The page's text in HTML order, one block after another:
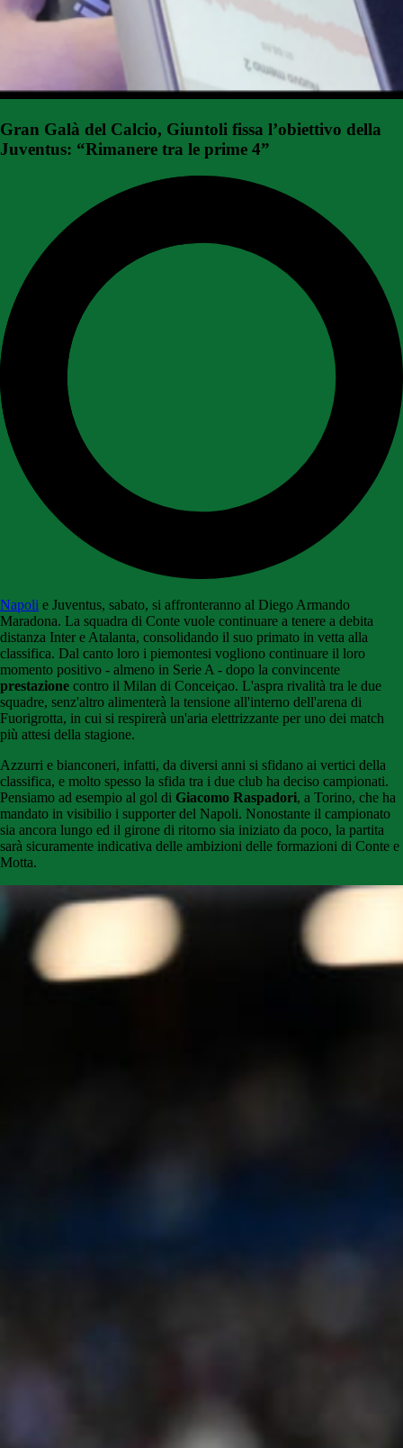
Gran Galà del Calcio, Giuntoli fissa l’obiettivo della
Juventus: “Rimanere tra le prime 4”
Napoli e Juventus, sabato, si affronteranno al Diego Armando
Maradona. La squadra di Conte vuole continuare a tenere a debita
distanza Inter e Atalanta, consolidando il suo primato in vetta alla
classifica. Dal canto loro i piemontesi vogliono continuare il loro
momento positivo - almeno in Serie A - dopo la convincente
prestazione contro il Milan di Conceiçao. L'aspra rivalità tra le due
squadre, senz'altro alimenterà la tensione all'interno dell'arena di
Fuorigrotta, in cui si respirerà un'aria elettrizzante per uno dei match
più attesi della stagione.
Azzurri e bianconeri, infatti, da diversi anni si sfidano ai vertici della
classifica, e molto spesso la sfida tra i due club ha deciso campionati.
Pensiamo ad esempio al gol di Giacomo Raspadori, a Torino, che ha
mandato in visibilio i supporter del Napoli. Nonostante il campionato
sia ancora lungo ed il girone di ritorno sia iniziato da poco, la partita
sarà sicuramente indicativa delle ambizioni delle formazioni di Conte e
Motta.